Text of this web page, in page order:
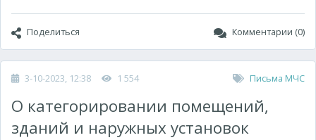
Поделиться Комментарии (0)
3-10-2023, 12:38 1 554 Письма МЧС
О категорировании помещений,
зданий и наружных установок